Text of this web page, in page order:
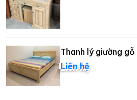
Thanh lý giường gỗ
Liên hệ